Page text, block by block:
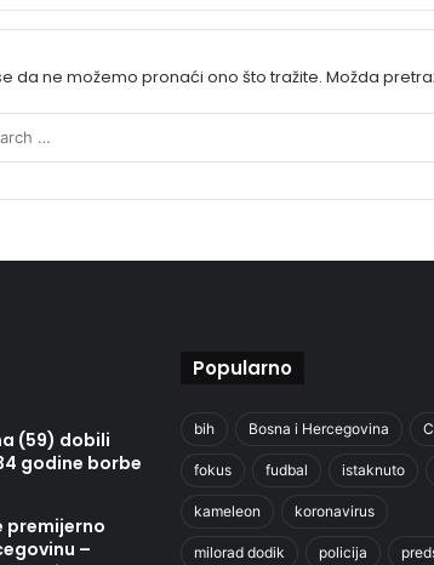
da ne možemo pronaći ono što tražite. Možda
(59) dobili
godine borbe
premijerno
–
Popularno
bih Bosna i Hercegovina
fokus fudbal istaknuto
kameleon koronavirus
milorad dodik policija